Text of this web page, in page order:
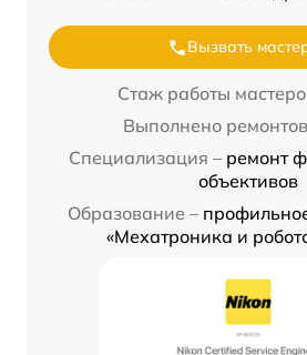
Вызвать
Стаж работы
Выполнено
Специализация – ремонт
объективов
Образование –
«Мехатроника и